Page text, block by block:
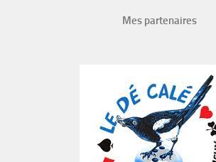
Mes partenaires